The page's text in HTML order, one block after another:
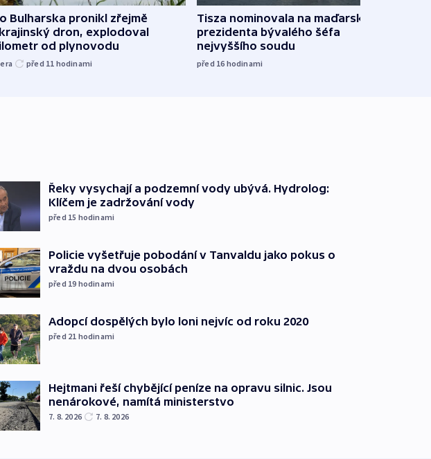
Bulharska pronikl zřejmě
dron, explodoval
od plynovodu
před 11 hodinami
Tisza nominovala na maďarského
prezidenta bývalého šéfa
nejvyššího soudu
před 16 hodinami
Řeky vysychají a podzemní vody ubývá. Hydrolog:
Klíčem je zadržování vody
před 15 hodinami
Policie vyšetřuje pobodání v Tanvaldu jako pokus o
vraždu na dvou osobách
před 19 hodinami
Adopcí dospělých bylo loni nejvíc od roku 2020
před 21 hodinami
Hejtmani řeší chybějící peníze na opravu silnic. Jsou
nenárokové, namítá ministerstvo
7. 8. 2026 7. 8. 2026